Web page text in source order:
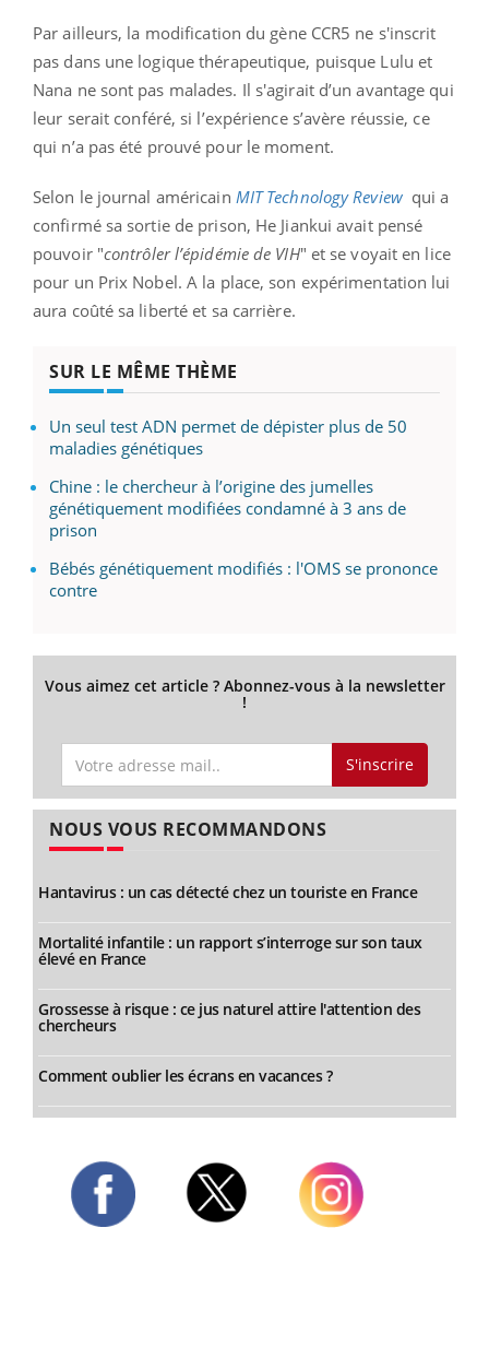
Par ailleurs, la modification du gène CCR5 ne s'inscrit
pas dans une logique thérapeutique, puisque Lulu et
Nana ne sont pas malades. Il s'agirait d’un avantage qui
leur serait conféré, si l’expérience s’avère réussie, ce
qui n’a pas été prouvé pour le moment.
Selon le journal américain MIT Technology Review qui a
confirmé sa sortie de prison, He Jiankui avait pensé
pouvoir "contrôler l’épidémie de VIH" et se voyait en lice
pour un Prix Nobel. A la place, son expérimentation lui
aura coûté sa liberté et sa carrière.
SUR LE MÊME THÈME
Un seul test ADN permet de dépister plus de 50
maladies génétiques
Chine : le chercheur à l’origine des jumelles
génétiquement modifiées condamné à 3 ans de
prison
Bébés génétiquement modifiés : l'OMS se prononce
contre
Vous aimez cet article ? Abonnez-vous à la newsletter
!
S'inscrire
NOUS VOUS RECOMMANDONS
Hantavirus : un cas détecté chez un touriste en France
Mortalité infantile : un rapport s’interroge sur son taux
élevé en France
Grossesse à risque : ce jus naturel attire l'attention des
chercheurs
Comment oublier les écrans en vacances ?